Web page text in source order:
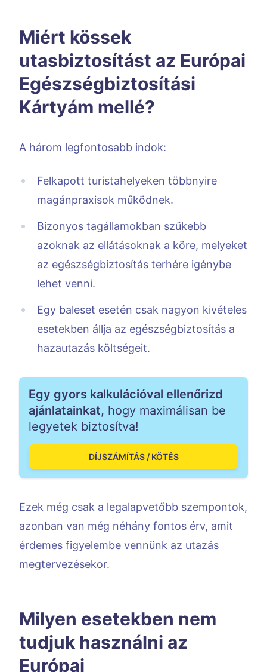
Miért kössek
utasbiztosítást az Európai
Egészségbiztosítási
Kártyám mellé?
A három legfontosabb indok:
Felkapott turistahelyeken többnyire
magánpraxisok működnek.
Bizonyos tagállamokban szűkebb
azoknak az ellátásoknak a köre, melyeket
az egészségbiztosítás terhére igénybe
lehet venni.
Egy baleset esetén csak nagyon kivételes
esetekben állja az egészségbiztosítás a
hazautazás költségeit.
Egy gyors kalkulációval ellenőrizd
ajánlatainkat, hogy maximálisan be
legyetek biztosítva!
DÍJSZÁMÍTÁS / KÖTÉS
Ezek még csak a legalapvetőbb szempontok,
azonban van még néhány fontos érv, amit
érdemes figyelembe vennünk az utazás
megtervezésekor.
Milyen esetekben nem
tudjuk használni az
Európai